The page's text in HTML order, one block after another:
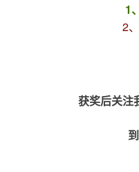
1
2
获奖后关注